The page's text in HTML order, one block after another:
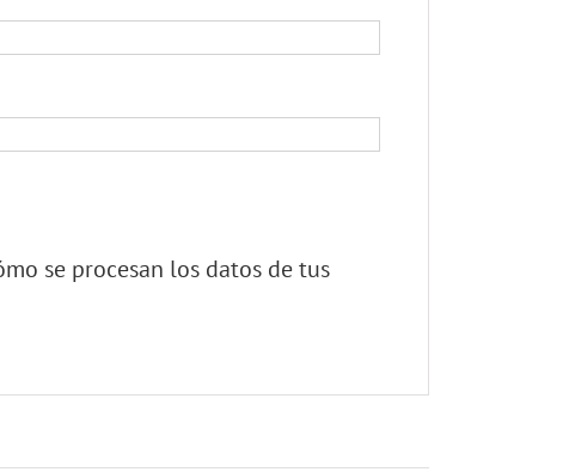
se procesan los datos de tus